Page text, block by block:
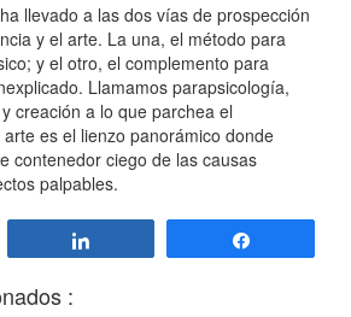
llevado a las dos vías de prospección
y el arte. La una, el método para
y el otro, el complemento para
Llamamos parapsicología,
creación a lo que parchea el
es el lienzo panorámico donde
contenedor ciego de las causas
palpables.
: